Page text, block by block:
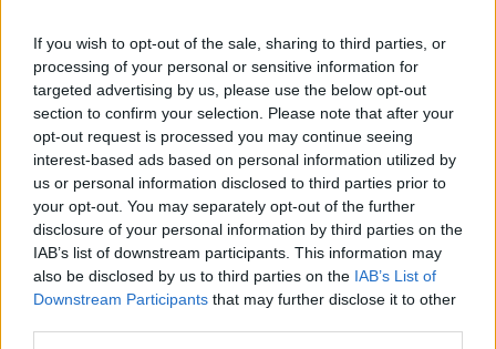
If you wish to opt-out of the sale, sharing to third parties, or
processing of your personal or sensitive information for
targeted advertising by us, please use the below opt-out
section to confirm your selection. Please note that after your
opt-out request is processed you may continue seeing
interest-based ads based on personal information utilized by
us or personal information disclosed to third parties prior to
your opt-out. You may separately opt-out of the further
disclosure of your personal information by third parties on the
IAB’s list of downstream participants. This information may
also be disclosed by us to third parties on the IAB’s List of
Downstream Participants that may further disclose it to other